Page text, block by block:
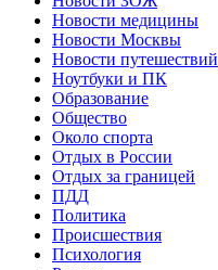
Новости медицины
Новости Москвы
Новости путешествий
Ноутбуки и ПК
Образование
Общество
Около спорта
Отдых в России
Отдых за границей
ПДД
Политика
Происшествия
Психология